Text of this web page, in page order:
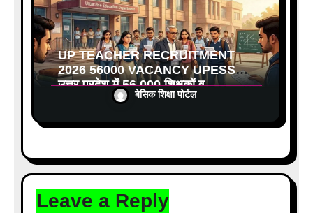
UP TEACHER RECRUITMENT
2026 56000 VACANCY UPESSC:
उत्तर प्रदेश में 56,000 शिक्षकों व
प्रधानाचार्यों की बंपर भर्ती की तैयारी, अगस्त
बेसिक शिक्षा पोर्टल
Leave a Reply